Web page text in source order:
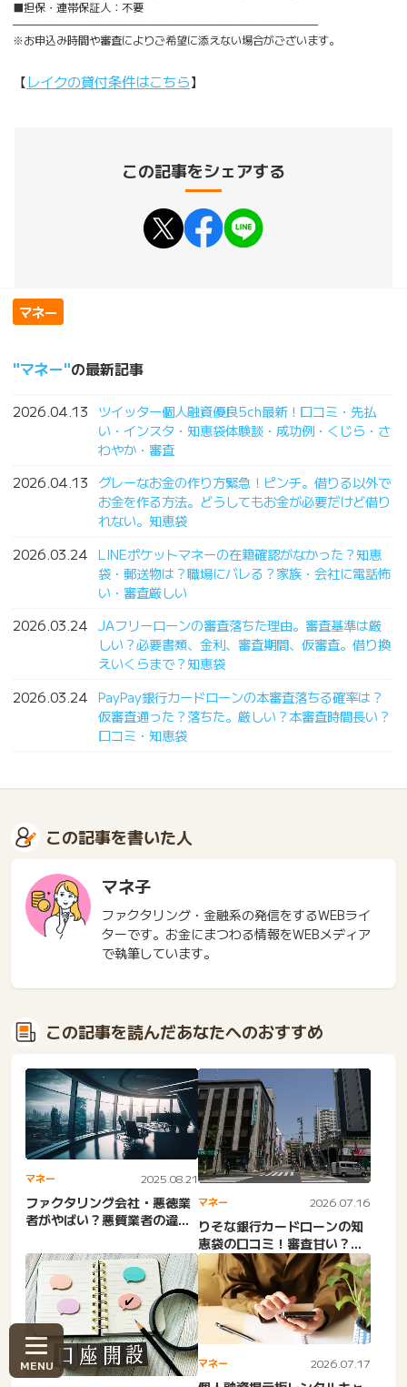
■担保・連帯保証人：不要
————————————————————————————
※お申込み時間や審査によりご希望に添えない場合がございます。
【レイクの貸付条件はこちら】
この記事をシェアする
マネー
マネー の最新記事
2026.04.13
ツイッター個人融資優良5ch最新！口コミ・先払
い・インスタ・知恵袋体験談・成功例・くじら・さ
わやか・審査
2026.04.13
グレーなお金の作り方緊急！ピンチ。借りる以外で
お金を作る方法。どうしてもお金が必要だけど借り
れない。知恵袋
2026.03.24 LINEポケットマネーの在籍確認がなかった？知恵
袋・郵送物は？職場にバレる？家族・会社に電話怖
い・審査厳しい
2026.03.24 JAフリーローンの審査落ちた理由。審査基準は厳
しい？必要書類、金利、審査期間、仮審査。借り換
えいくらまで？知恵袋
2026.03.24 PayPay銀行カードローンの本審査落ちる確率は？
仮審査通った？落ちた。厳しい？本審査時間長い？
口コミ・知恵袋
この記事を書いた人
マネ子
ファクタリング・金融系の発信をするWEBライ
ターです。お金にまつわる情報をWEBメディア
で執筆しています。
この記事を読んだあなたへのおすすめ
マネー 2025.08.21
ファクタリング会社・悪徳業
者がやばい？悪質業者の違法
危...
マネー 2026.07.16
りそな銀行カードローンの知
恵袋の口コミ！審査甘い？結
果来ない理由。本審査日
数・...
マネー 2026.07.17